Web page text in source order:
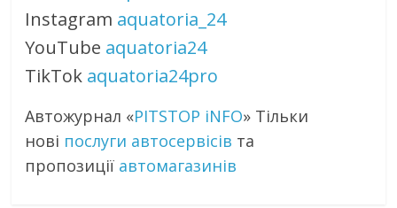
Instagram aquatoria_24
YouTube aquatoria24
TikTok aquatoria24pro
Автожурнал «PITSTOP iNFO» Тільки
нові послуги автосервісів та
пропозиції автомагазинів